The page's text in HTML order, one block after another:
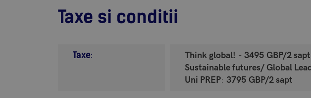
Taxe si conditii
Taxe: Think global! - 3495 GBP/2 sapt
Sustainable futures/ Global
Uni PREP: 3795 GBP/2 sapt